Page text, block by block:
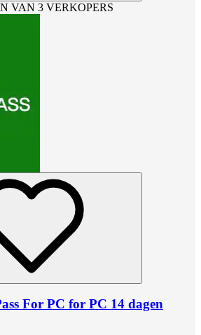
VAN 3 VERKOPERS
For PC for PC 14 dagen